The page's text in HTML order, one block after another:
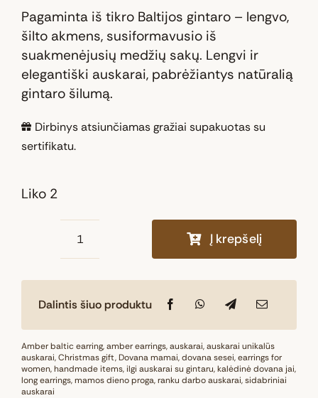
was:
26,00 €.
is:
12,00 €.
Pagaminta iš tikro Baltijos gintaro – lengvo,
šilto akmens, susiformavusio iš
suakmenėjusių medžių sakų. Lengvi ir
elegantiški auskarai, pabrėžiantys natūralią
gintaro šilumą.
Dirbinys atsiunčiamas gražiai supakuotas su
sertifikatu.
Liko 2
produkto
Baltijos
pakabukas
„Medaus
švytėjimas“
Į krepšelį
Dalintis šiuo produktu
Amber baltic earring,amber earrings,auskarai,auskarai unikalūs
auskarai,Christmas gift,Dovana mamai,dovana sesei,earrings for
women,handmade items, ilgi auskarai su gintaru,kalėdinė dovana jai,
long earrings,mamos dieno proga,ranku darbo auskarai,sidabriniai
auskarai